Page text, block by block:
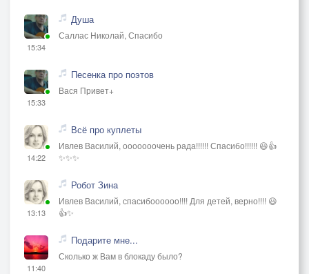
15:34
Душа
Саллас Николай, Спасибо
15:33
Песенка про поэтов
Вася Привет+
14:22
Всё про куплеты
Ивлев Василий, ооооооочень рада!!!!!! Спасибо!!!!!! 😃👍
✨✨✨
13:13
Робот Зина
Ивлев Василий, спасибоооооо!!!! Для детей, верно!!!! 😃
👍✨
11:40
Подарите мне...
Сколько ж Вам в блокаду было?